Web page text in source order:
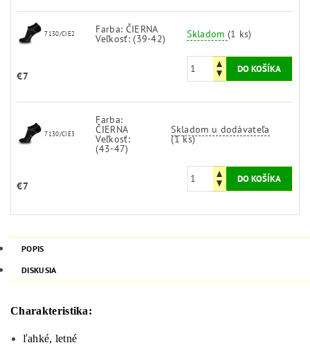
7130/CIE2 Farba: ČIERNA
Veľkosť: (39-42) Skladom (1 ks)
€7
7130/CIE3
Farba:
ČIERNA
Veľkosť:
(43-47)
Skladom u dodávateľa
(1 ks)
€7
POPIS
DISKUSIA
Charakteristika:
ľahké, letné